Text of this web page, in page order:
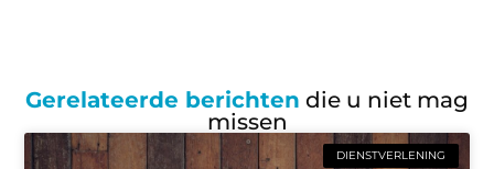
Gerelateerde berichten die u niet mag
missen
DIENSTVERLENING